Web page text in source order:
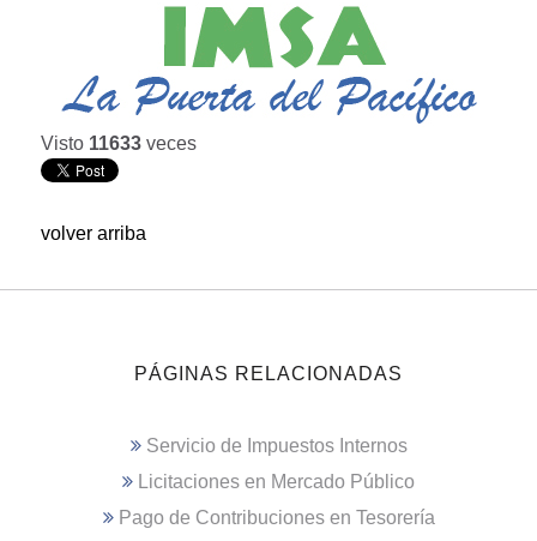
Visto 11633 veces
volver arriba
PÁGINAS RELACIONADAS
Servicio de Impuestos Internos
Licitaciones en Mercado Público
Pago de Contribuciones en Tesorería